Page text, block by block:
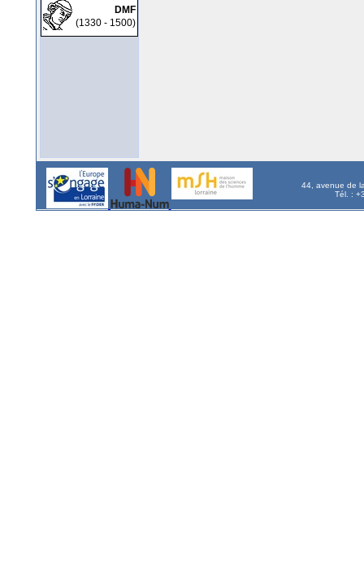
DMF
(1330 - 1500)
44, avenue de
Tél. :